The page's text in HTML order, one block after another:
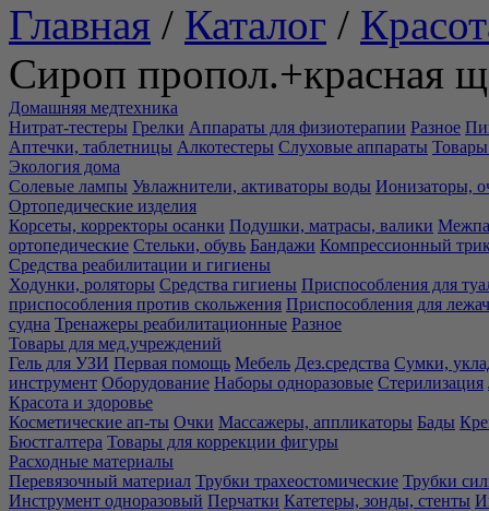
Главная / Каталог /
Сироп пропол.+красная
Домашняя медтехника
Нитрат-тестеры Грелки Аппараты для физиотерапии Разное
Аптечки, таблетницы Алкотестеры Слуховые аппараты Товары
Экология дома
Солевые лампы Увлажнители, активаторы воды Ионизаторы,
Ортопедические изделия
Корсеты, корректоры осанки Подушки, матрасы, валики
ортопедические Стельки, обувь Бандажи Компрессионный
Средства реабилитации и гигиены
Ходунки, роляторы Средства гигиены Приспособления для
приспособления против скольжения Приспособления для
судна Тренажеры реабилитационные Разное
Товары для мед.учреждений
Гель для УЗИ Первая помощь Мебель Дез.средства Сумки,
инструмент Оборудование Наборы одноразовые Стерилизация
Красота и здоровье
Косметические ап-ты Очки Массажеры, аппликаторы Бады
Бюстгалтера Товары для коррекции фигуры
Расходные материалы
Перевязочный материал Трубки трахеостомические Трубки
Инструмент одноразовый Перчатки Катетеры, зонды, стенты